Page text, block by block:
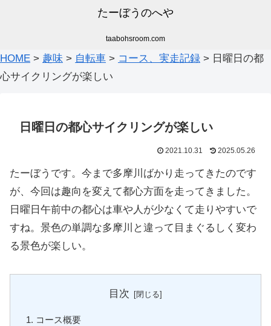
たーぼうのへや
taabohsroom.com
HOME > 趣味 > 自転車 > コース、実走記録 > 日曜日の都
心サイクリングが楽しい
日曜日の都心サイクリングが楽しい
2021.10.31 2025.05.26
たーぼうです。今まで多摩川ばかり走ってきたのです
が、今回は趣向を変えて都心方面を走ってきました。
日曜日午前中の都心は車や人が少なくて走りやすいで
すね。景色の単調な多摩川と違って目まぐるしく変わ
る景色が楽しい。
目次
コース概要